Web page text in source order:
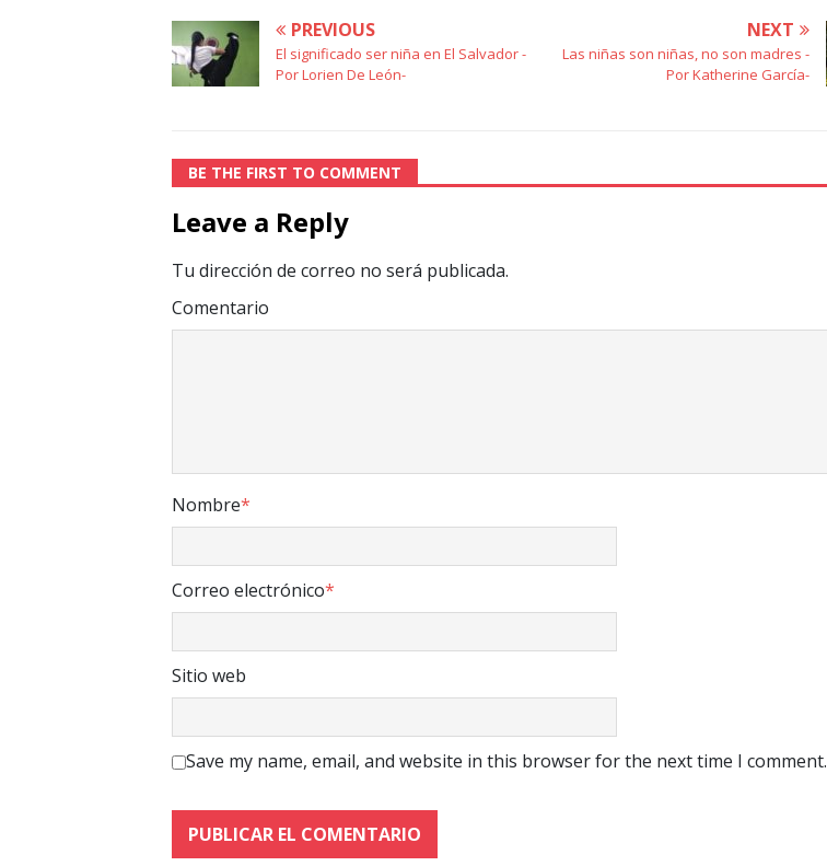
PREVIOUS
El significado ser niña en El Salvador -
Por Lorien De León-
NEXT
Las niñas son niñas, no son madres -
Por Katherine García-
BE THE FIRST TO COMMENT
Leave a Reply
Tu dirección de correo no será publicada.
Comentario
Nombre*
Correo electrónico*
Sitio web
Save my name, email, and website in this browser for the next time I comment.